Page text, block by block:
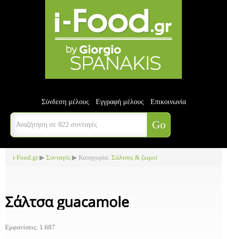
Σύνδεση μέλους Εγγραφή μέλους Επικοινωνία
i-Food.gr▶ Συνταγές ▶ Κατηγορία: Σάλτσες & ζωμοί
Σάλτσα guacamole
Εμφανίσεις: 1.687